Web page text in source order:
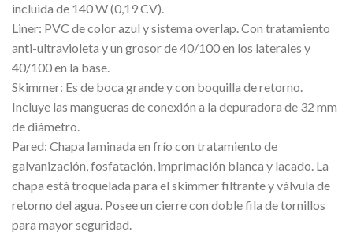
incluida de 140 W (0,19 CV).
Liner: PVC de color azul y sistema overlap. Con tratamiento
anti-ultravioleta y un grosor de 40/100 en los laterales y
40/100 en la base.
Skimmer: Es de boca grande y con boquilla de retorno.
Incluye las mangueras de conexión a la depuradora de 32 mm
de diámetro.
Pared: Chapa laminada en frío con tratamiento de
galvanización, fosfatación, imprimación blanca y lacado. La
chapa está troquelada para el skimmer filtrante y válvula de
retorno del agua. Posee un cierre con doble fila de tornillos
para mayor seguridad.